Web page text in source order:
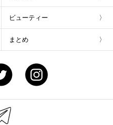
ビューティー
まとめ